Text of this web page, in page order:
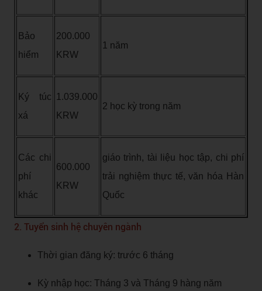
Bảo
hiểm
200.000
KRW
1 năm
Ký túc
xá
1.039.000
KRW
2 học kỳ trong năm
Các chi
phí
khác
600.000
KRW
giáo trình, tài liệu học tập, chi phí
trải nghiệm thực tế, văn hóa Hàn
Quốc
2. Tuyển sinh hệ chuyên ngành
Thời gian đăng ký: trước 6 tháng
Kỳ nhập học: Tháng 3 và Tháng 9 hàng năm